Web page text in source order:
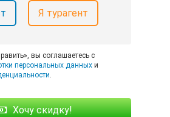
Я турагент
вы соглашаетесь с
персональных данных и
.
Хочу скидку!